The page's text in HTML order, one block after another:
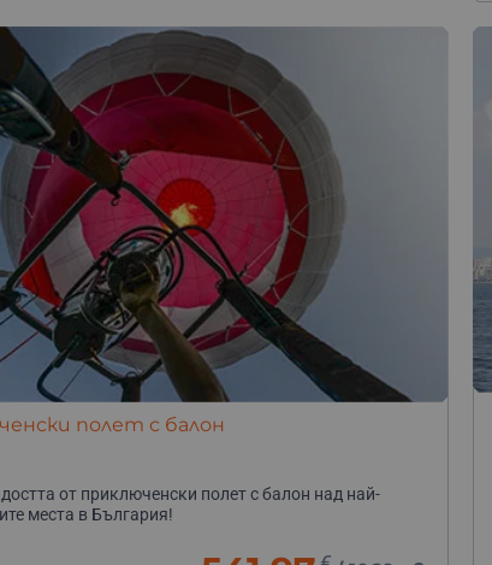
полет с балон
от приключенски полет с балон над най-
места в България!